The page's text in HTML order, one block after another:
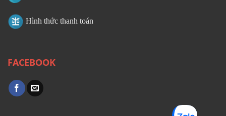
Hình thức thanh toán
FACEBOOK